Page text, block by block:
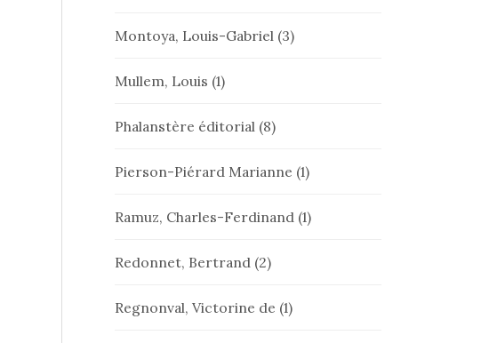
Montoya, Louis-Gabriel (3)
Mullem, Louis (1)
Phalanstère éditorial (8)
Pierson-Piérard Marianne (1)
Ramuz, Charles-Ferdinand (1)
Redonnet, Bertrand (2)
Regnonval, Victorine de (1)